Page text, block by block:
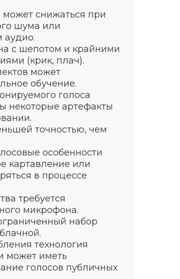
может снижаться при
шума или
аудио.
с шепотом и крайними
(крик, плач).
может
обучение.
голоса
некоторые артефакты
точностью, чем
особенности
картавление или
в процессе
требуется
микрофона.
набор
технология
может иметь
голосов публичных